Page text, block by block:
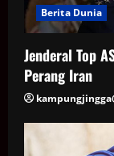
Berita Dunia
Jenderal Top
Perang Iran